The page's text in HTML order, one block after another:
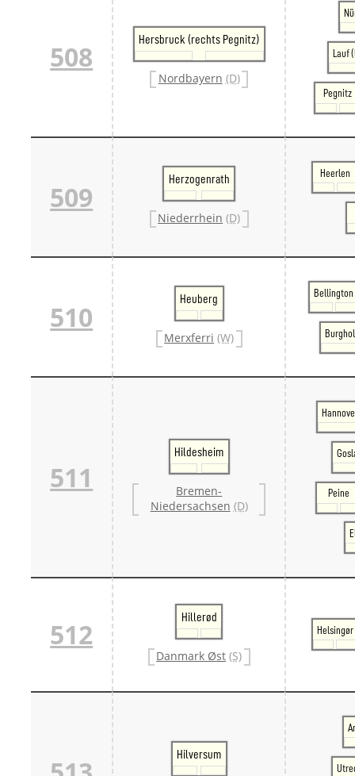
508
Hersbruck (rechts Pegnitz)
Nordbayern (D)
Lauf
Pegnitz
509
Herzogenrath
Niederrhein (D)
Heerlen
510
Heuberg
Merxferri (W)
Bellington
511
Hildesheim
Bremen-
Niedersachsen (D)
Peine
512
Hillerød
Danmark Øst (S)
Helsingør
Hilversum